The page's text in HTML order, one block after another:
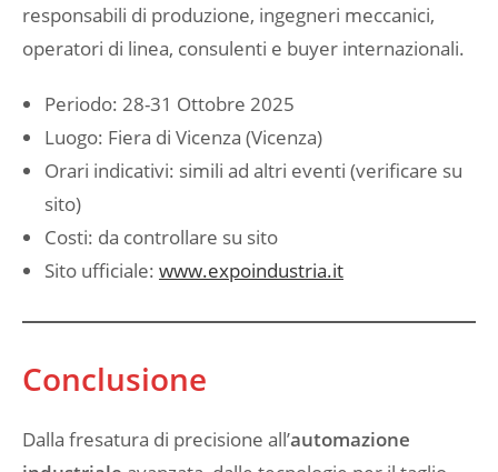
responsabili di produzione, ingegneri meccanici,
operatori di linea, consulenti e buyer internazionali.
Periodo: 28-31 Ottobre 2025
Luogo: Fiera di Vicenza (Vicenza)
Orari indicativi: simili ad altri eventi (verificare su
sito)
Costi: da controllare su sito
Sito ufficiale: www.expoindustria.it
Conclusione
Dalla fresatura di precisione all’automazione